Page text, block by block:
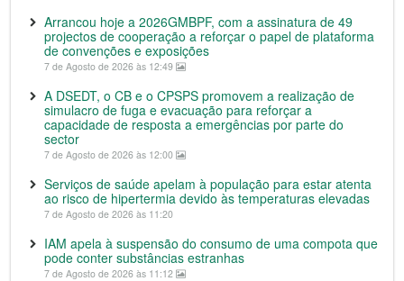
Arrancou hoje a 2026GMBPF, com a assinatura de 49
projectos de cooperação a reforçar o papel de plataforma
de convenções e exposições
7 de Agosto de 2026 às 12:49
A DSEDT, o CB e o CPSPS promovem a realização de
simulacro de fuga e evacuação para reforçar a
capacidade de resposta a emergências por parte do
sector
7 de Agosto de 2026 às 12:00
Serviços de saúde apelam à população para estar atenta
ao risco de hipertermia devido às temperaturas elevadas
7 de Agosto de 2026 às 11:20
IAM apela à suspensão do consumo de uma compota que
pode conter substâncias estranhas
7 de Agosto de 2026 às 11:12